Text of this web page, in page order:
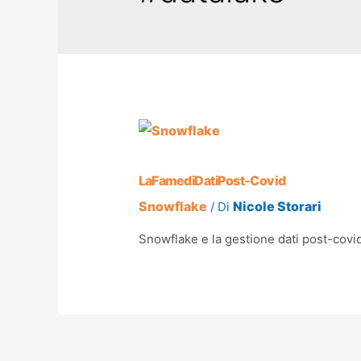
La Fame di Dati Post-Covid
Snowflake / DiNicole Storari
Snowflake e la gestione dati post-